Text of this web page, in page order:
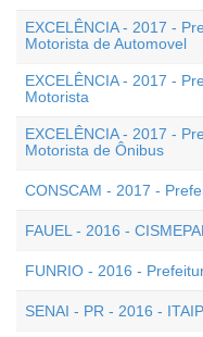
EXCELÊNCIA - 2017 -
Motorista de Automovel
EXCELÊNCIA - 2017 -
Motorista
EXCELÊNCIA - 2017 -
Motorista de Ônibus
CONSCAM - 2017 -
FAUEL - 2016 -
FUNRIO - 2016 -
SENAI - PR - 2016 -